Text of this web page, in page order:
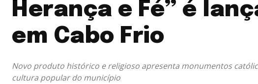
Herança e Fé” é
em Cabo Frio
Novo produto histórico e religioso apresenta monumentos
cultura popular do município